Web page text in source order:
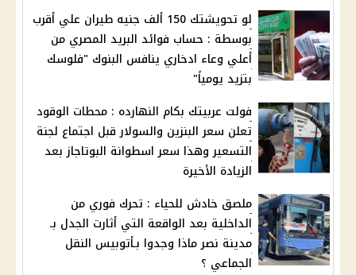
لو تحويشتك 150 ألف جنيه طيران علي أقرب
بوسطة : حساب فوائد البريد المصري من
أعلي وعاء ادخاري ينافس البنوك "فلوسك
بتزيد يومياً"
فولت عربيتك بكام النهارده : محطات الوقود
تعلن سعر البنزين والسولار قبل اجتماع لجنة
التسعير وهذا سعر اسطوانة البوتاجاز بعد
الزيادة الأخيرة
ملصق خادش للحياء : تحرك فوري من
الداخلية بعد الواقعة التي أثارت الجدل بـ
مدينة نصر ماذا وجدوا بـأتوبيس النقل
الجماعي ؟